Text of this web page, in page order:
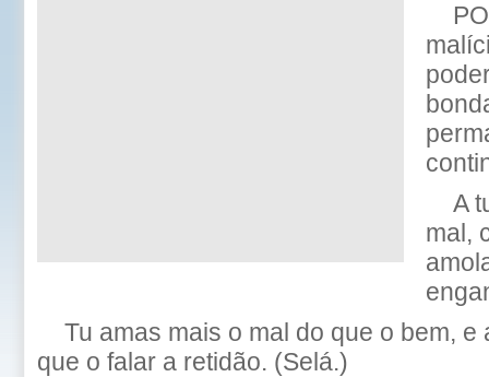
A
mal,
Tu amas mais o mal do que o bem, e
que o falar a retidão. (Selá.)